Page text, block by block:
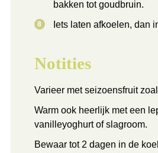
bakken tot goudbruin.
Iets laten afkoelen, dan
Notities
Varieer met seizoensfruit
Warm ook heerlijk met een
vanilleyoghurt of slagroom.
Bewaar tot 2 dagen in de